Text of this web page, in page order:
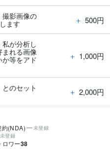
撮影画像の
ます
＋ 500円
が分析し
まれる画像
等をアド
＋ 1,000円
のセット
＋ 2,000円
約(NDA) 未登録
未登録
ロワー38